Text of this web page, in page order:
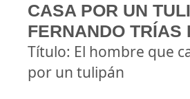
CASA POR UN
FERNANDO TRÍAS
Título: El hombre que
por un tulipán